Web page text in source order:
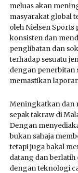
meluas akan
masyarakat global
oleh Nielsen Sports
konsisten dan
penglibatan dan
terhadap sesuatu
dengan penerbitan
memastikan
Meningkatkan dan
sepak takraw di
Dengan
bukan sahaja
tetapi juga bakal
datang dan berlatih
dengan teknologi